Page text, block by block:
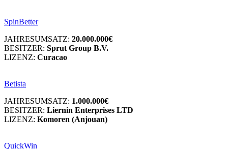
SpinBetter
JAHRESUMSATZ: 20.000.000€
BESITZER: Sprut Group B.V.
LIZENZ: Curacao
Betista
JAHRESUMSATZ: 1.000.000€
BESITZER: Liernin Enterprises LTD
LIZENZ: Komoren (Anjouan)
QuickWin